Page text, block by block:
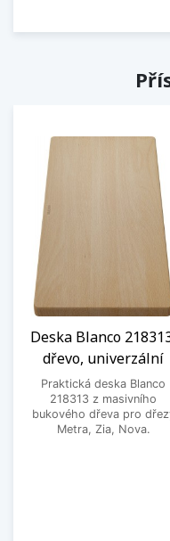
Deska Blanco
dřevo, univerzální
Praktická deska Blanco
218313 z masivního
bukového dřeva pro
Metra, Zia, Nova.